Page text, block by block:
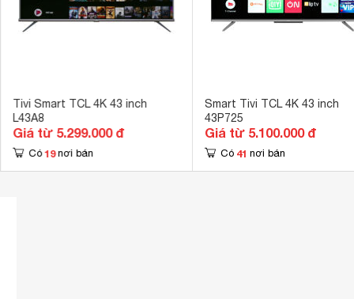
Tivi Smart TCL 4K 43 inch
L43A8
Giá từ 5.299.000 đ
Có 19 nơi bán
Smart Tivi TCL 4K 43 inch
43P725
Giá từ 5.100.000 đ
Có 41 nơi bán